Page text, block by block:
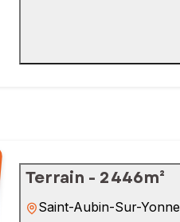
Terrain - 2 446m²
Saint-Aubin-Sur-Yonne